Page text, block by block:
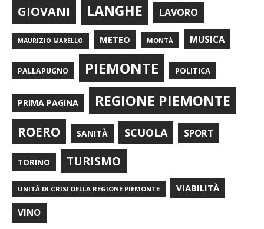
GIOVANI LANGHE LAVORO
MAURIZIO MARELLO METEO MONTÀ MUSICA
PALLAPUGNO PIEMONTE POLITICA
PRIMA PAGINA REGIONE PIEMONTE
ROERO SANITÀ SCUOLA SPORT
TORINO TURISMO
UNITÀ DI CRISI DELLA REGIONE PIEMONTE VIABILITÀ
VINO